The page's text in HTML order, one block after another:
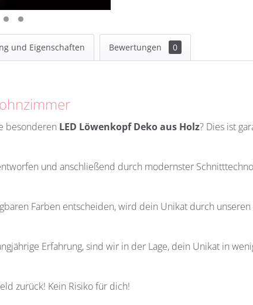
und Eigenschaften Bewertungen 0
besonderen LED Löwenkopf Deko aus Holz? Dies ist
und anschließend durch modernster
Farben entscheiden, wird dein Unikat durch
Erfahrung, sind wir in der Lage, dein Unikat in
zurück! Kein Risiko für dich!